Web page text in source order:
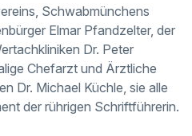
Schwabmünchens
Elmar Pfandzelter, der
Dr. Peter
Chefarzt und Ärztliche
Dr. Michael Küchle, sie alle
der rührigen Schriftführerin.